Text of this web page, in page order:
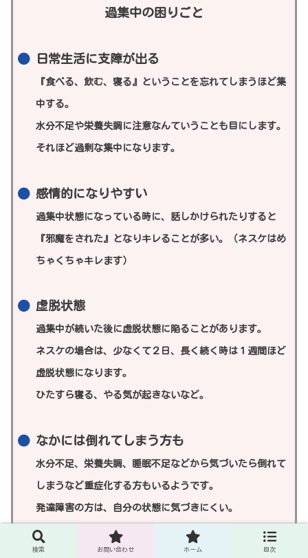
過集中の困りごと
日常生活に支障が出る
『食べる、飲む、寝る』ということを忘れてしまうほど集
中する。
水分不足や栄養失調に注意なんていうことも目にします。
それほど過剰な集中になります。
感情的になりやすい
過集中状態になっている時に、話しかけられたりすると
『邪魔をされた』となりキレることが多い。（ネスケはめ
ちゃくちゃキレます）
虚脱状態
過集中が続いた後に虚脱状態に陥ることがあります。
ネスケの場合は、少なくて２日、長く続く時は１週間ほど
虚脱状態になります。
ひたすら寝る、やる気が起きないなど。
なかには倒れてしまう方も
水分不足、栄養失調、睡眠不足などから気づいたら倒れて
しまうなど重症化する方もいるようです。
発達障害の方は、自分の状態に気づきにくい。
検索 お問い合わせ ホーム 目次